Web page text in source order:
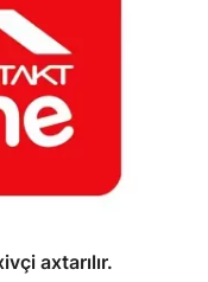
axtarılır.